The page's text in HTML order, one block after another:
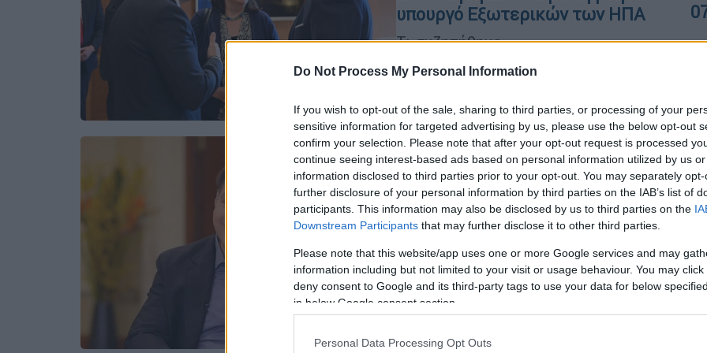
Do Not Process My Personal Information
If you wish to opt-out of the sale, sharing to third parties, or processing of your
sensitive information for targeted advertising by us, please use the below opt-out
confirm your selection. Please note that after your opt-out request is processed
continue seeing interest-based ads based on personal information utilized by us
information disclosed to third parties prior to your opt-out. You may separately
further disclosure of your personal information by third parties on the IAB’s list of
participants. This information may also be disclosed by us to third parties on the
Downstream Participants that may further disclose it to other third parties.
Please note that this website/app uses one or more Google services and may
information including but not limited to your visit or usage behaviour. You may
deny consent to Google and its third-party tags to use your data for below
in below Google consent section.
Personal Data Processing Opt Outs
υπουργό Εξωτερικών των ΗΠΑ
Τι συζητήθηκε
Ελλάδα|26.03.2024 12:11
Ο Τζορτζ Τσούνης αποκαλύπτει
πώς έχασε 39 κιλά με ελληνικό
φαγητό
Ο πρέσβης μίλησε για την διατροφή
που ακολουθεί και πώς κατάφερε να
χάσει τόσα κιλά σε 1.5 χρόνο